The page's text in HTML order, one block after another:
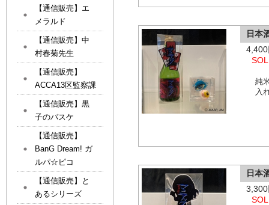
日本
純
入
日本
【通信販売】エ
メラルド
【通信販売】中
村春菊先生
【通信販売】
ACCA13区監察課
【通信販売】黒
子のバスケ
【通信販売】
BanG Dream! ガ
ルパ☆ピコ
【通信販売】と
あるシリーズ